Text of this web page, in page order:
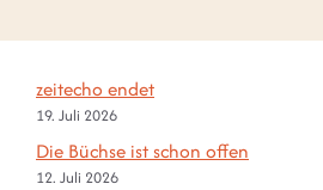
zeitecho endet
19. Juli 2026
Die Büchse ist schon offen
12. Juli 2026